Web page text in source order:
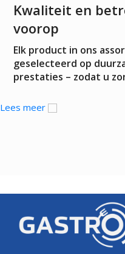
Kwaliteit en
voorop
Elk product in ons
geselecteerd op
prestaties – zodat u
Lees meer